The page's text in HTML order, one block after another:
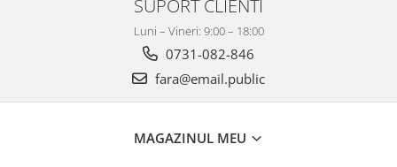
SUPORT CLIENTI
Luni – Vineri: 9:00 – 18:00
0731-082-846
fara@email.public
MAGAZINUL MEU